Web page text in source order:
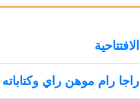
الافتتاحية
راجا رام موهن راي وكتاباته